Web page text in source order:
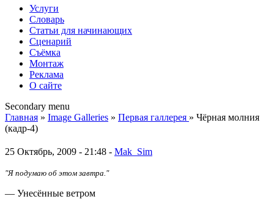
Услуги
Словарь
Статьи для начинающих
Сценарий
Съёмка
Монтаж
Реклама
О сайте
Secondary menu
Главная » Image Galleries » Первая галлерея » Чёрная молния
(кадр-4)
25 Октябрь, 2009 - 21:48 - Mak_Sim
"Я подумаю об этом завтра."
— Унесённые ветром